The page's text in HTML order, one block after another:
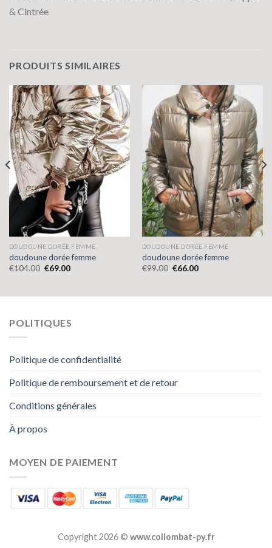
& Cintrée
PRODUITS SIMILAIRES
DOUDOUNE DORÉE FEMME
doudoune dorée femme
€104.00 €69.00
DOUDOUNE DORÉE FEMME
doudoune dorée femme
€99.00 €66.00
POLITIQUES
Politique de confidentialité
Politique de remboursement et de retour
Conditions générales
À propos
MOYEN DE PAIEMENT
Copyright 2026 © www.collombat-py.fr